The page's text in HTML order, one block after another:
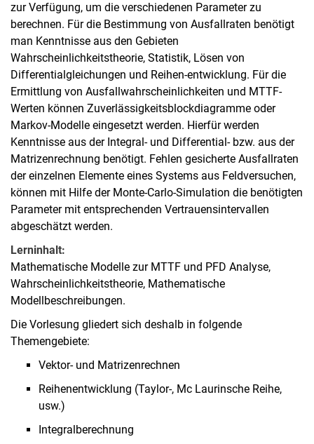
zur Verfügung, um die verschiedenen Parameter zu
berechnen. Für die Bestimmung von Ausfallraten benötigt
man Kenntnisse aus den Gebieten
Wahrscheinlichkeitstheorie, Statistik, Lösen von
Differentialgleichungen und Reihen-entwicklung. Für die
Ermittlung von Ausfallwahrscheinlichkeiten und MTTF-
Werten können Zuverlässigkeitsblockdiagramme oder
Markov-Modelle eingesetzt werden. Hierfür werden
Kenntnisse aus der Integral- und Differential- bzw. aus der
Matrizenrechnung benötigt. Fehlen gesicherte Ausfallraten
der einzelnen Elemente eines Systems aus Feldversuchen,
können mit Hilfe der Monte-Carlo-Simulation die benötigten
Parameter mit entsprechenden Vertrauensintervallen
abgeschätzt werden.
Lerninhalt:
Mathematische Modelle zur MTTF und PFD Analyse,
Wahrscheinlichkeitstheorie, Mathematische
Modellbeschreibungen.
Die Vorlesung gliedert sich deshalb in folgende
Themengebiete:
Vektor- und Matrizenrechnen
Reihenentwicklung (Taylor-, Mc Laurinsche Reihe,
usw.)
Integralberechnung